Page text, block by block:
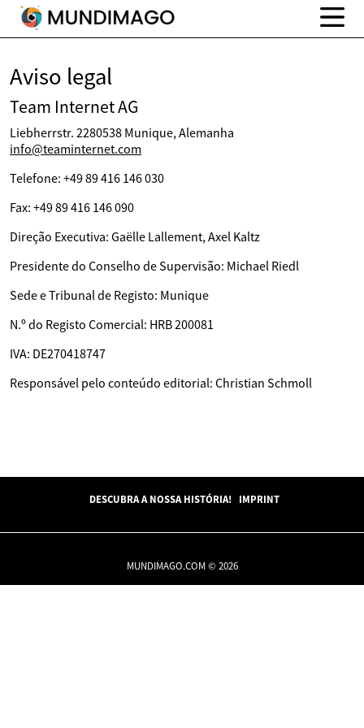
Aviso legal
Team Internet AG
Liebherrstr. 2280538 Munique, Alemanha
info@teaminternet.com
Telefone: +49 89 416 146 030
Fax: +49 89 416 146 090
Direção Executiva: Gaëlle Lallement, Axel Kaltz
Presidente do Conselho de Supervisão: Michael Riedl
Sede e Tribunal de Registo: Munique
N.º do Registo Comercial: HRB 200081
IVA: DE270418747
Responsável pelo conteúdo editorial: Christian Schmoll
DESCUBRA A NOSSA HISTÓRIA! IMPRINT
MUNDIMAGO.COM © 2026